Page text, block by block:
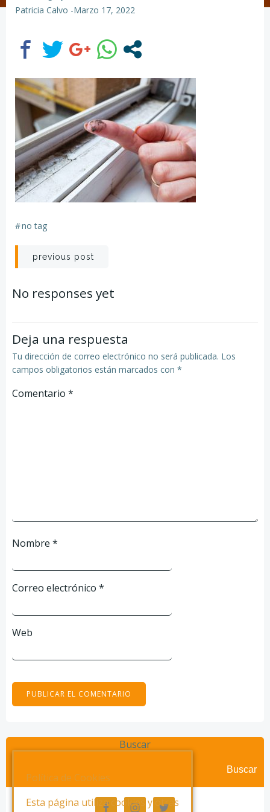
Patricia Calvo -Marzo 17, 2022
#no tag
Navegación
de
previous post
No responses yet
Deja una respuesta
Tu dirección de correo electrónico no será publicada. Los
campos obligatorios están marcados con *
Comentario *
Nombre *
Correo electrónico *
Web
Buscar
Buscar
Política de Cookies
Esta página utiliza cookies y otras